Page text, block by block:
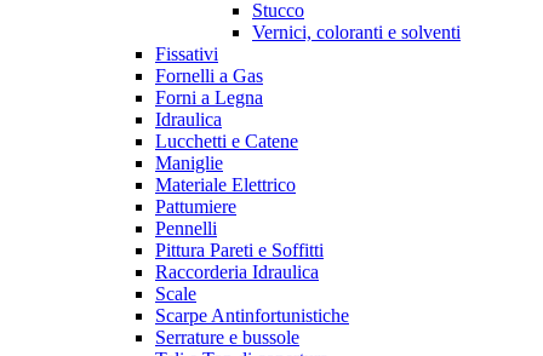
Stucco
Vernici, coloranti e solventi
Fissativi
Fornelli a Gas
Forni a Legna
Idraulica
Lucchetti e Catene
Maniglie
Materiale Elettrico
Pattumiere
Pennelli
Pittura Pareti e Soffitti
Raccorderia Idraulica
Scale
Scarpe Antinfortunistiche
Serrature e bussole